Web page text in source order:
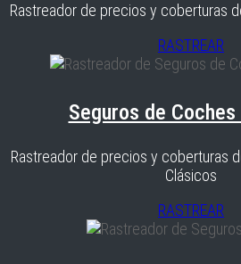
Rastreador de precios y coberturas
RASTREAR
Seguros de
Rastreador de precios y coberturas
Clásicos
RASTREAR